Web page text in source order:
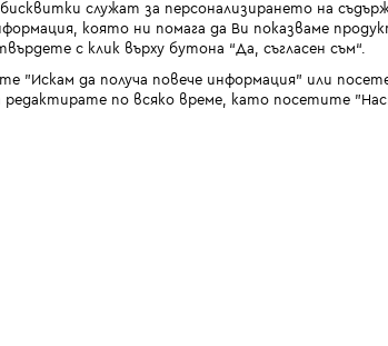
служат за персонализирането на
която ни помага да Ви показваме
с клик върху бутона “Да, съгласен съм“.
"Искам да получа повече информация" или
по всяко време, като посетите